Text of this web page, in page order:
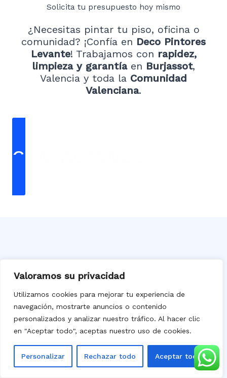
Valoramos su privacidad
Utilizamos cookies para mejorar tu experiencia de
navegación, mostrarte anuncios o contenido
personalizados y analizar nuestro tráfico. Al hacer clic
en "Aceptar todo", aceptas nuestro uso de cookies.
Personalizar Rechazar todo Aceptar todo
Solicita tu presupuesto hoy mismo
¿Necesitas pintar tu piso, oficina o
comunidad? ¡Confía en Deco Pintores
Levante! Trabajamos con rapidez,
limpieza y garantíaen Burjassot,
Valencia y toda la Comunidad
Valenciana.
CONTÁCTANOS